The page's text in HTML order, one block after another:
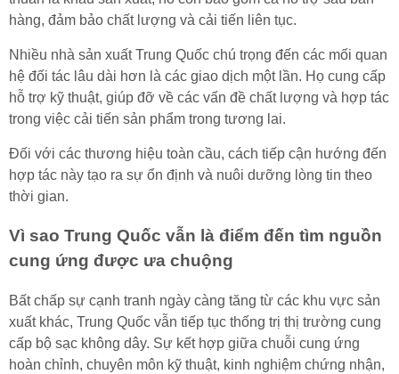
hàng, đảm bảo chất lượng và cải tiến liên tục.
Nhiều nhà sản xuất Trung Quốc chú trọng đến các mối quan
hệ đối tác lâu dài hơn là các giao dịch một lần. Họ cung cấp
hỗ trợ kỹ thuật, giúp đỡ về các vấn đề chất lượng và hợp tác
trong việc cải tiến sản phẩm trong tương lai.
Đối với các thương hiệu toàn cầu, cách tiếp cận hướng đến
hợp tác này tạo ra sự ổn định và nuôi dưỡng lòng tin theo
thời gian.
Vì sao Trung Quốc vẫn là điểm đến tìm nguồn
cung ứng được ưa chuộng
Bất chấp sự cạnh tranh ngày càng tăng từ các khu vực sản
xuất khác, Trung Quốc vẫn tiếp tục thống trị thị trường cung
cấp bộ sạc không dây. Sự kết hợp giữa chuỗi cung ứng
hoàn chỉnh, chuyên môn kỹ thuật, kinh nghiệm chứng nhận,